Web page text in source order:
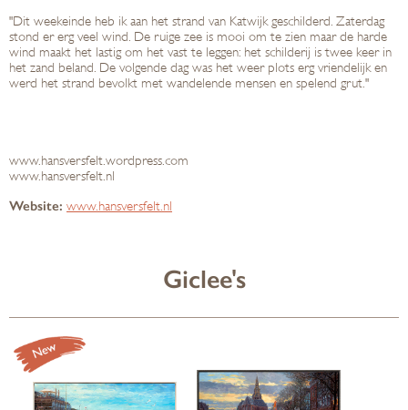
"Dit weekeinde heb ik aan het strand van Katwijk geschilderd. Zaterdag
stond er erg veel wind. De ruige zee is mooi om te zien maar de harde
wind maakt het lastig om het vast te leggen: het schilderij is twee keer in
het zand beland. De volgende dag was het weer plots erg vriendelijk en
werd het strand bevolkt met wandelende mensen en spelend grut."
www.hansversfelt.wordpress.com
www.hansversfelt.nl
Website: www.hansversfelt.nl
Giclee's